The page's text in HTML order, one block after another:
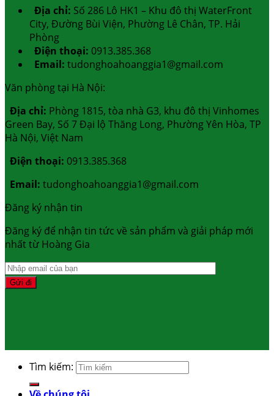
Địa chỉ: Số 286 Lô HK1 – Khu đô thị WaterFront
City, Đường Bùi Viện, Phường Lê Chân, TP. Hải
Phòng
Điện thoại: 0913.385.368
Email: tudonghoahoanggia1@gmail.com
Văn phòng tại Hà Nội:
Địa chỉ: Phòng 1815, tòa nhà G3, khu đô thị Vinhomes
Green Bay, Số 7 Đại lộ Thăng Long, Phường Yên Hòa, TP
Hà Nội, Việt Nam
Điện thoại: 0913.385.368
Email: tudonghoahoanggia1@gmail.com
Đăng ký nhận tin
Đăng ký để nhận tin tức về sản phẩm và giải pháp mới
nhất từ Hoàng Gia
Tìm kiếm: